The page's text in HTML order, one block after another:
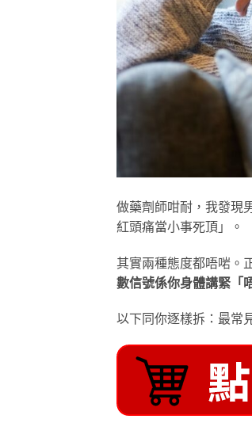
做藥劑師咁耐，我發現
紅頭痛當小事死頂」。
其實兩種態度都唔啱。
數信號係你身體講緊「
以下同你逐樣拆：最常